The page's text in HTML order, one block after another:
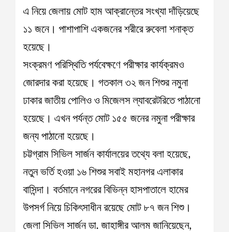
এ নিয়ে জেলায় মোট হাম আক্রান্তের সংখ্যা দাঁড়িয়েছে
১১ জনে। পাশাপাশি একজনের শরীরে রুবেলা শনাক্ত
হয়েছে।
সংক্রমণ পরিস্থিতি পর্যবেক্ষণে পরীক্ষার কার্যক্রমও
জোরদার করা হয়েছে। গতকাল ৩২ জন শিশুর নমুনা
ঢাকার জাতীয় পোলিও ও মিজেলস ল্যাবরেটরিতে পাঠানো
হয়েছে। এখন পর্যন্ত মোট ১৫৫ জনের নমুনা পরীক্ষার
জন্য পাঠানো হয়েছে।
চট্টগ্রাম সিভিল সার্জন কার্যালয়ের তথ্যে বলা হয়েছে,
নতুন ভর্তি হওয়া ১৬ শিশুর সবাই মহানগর এলাকার
বাসিন্দা। বর্তমানে নগরের বিভিন্ন হাসপাতালে হামের
উপসর্গ নিয়ে চিকিৎসাধীন রয়েছে মোট ৮৭ জন শিশু।
জেলা সিভিল সার্জন ডা. জাহাঙ্গীর আলম জানিয়েছেন,